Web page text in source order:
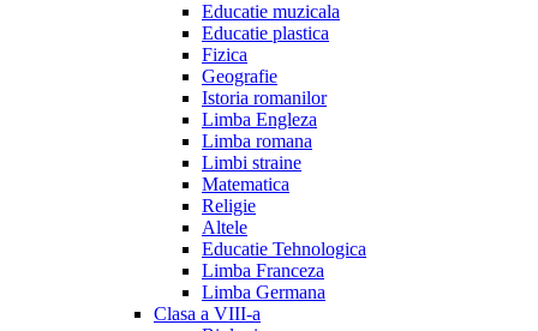
Educatie muzicala
Educatie plastica
Fizica
Geografie
Istoria romanilor
Limba Engleza
Limba romana
Limbi straine
Matematica
Religie
Altele
Educatie Tehnologica
Limba Franceza
Limba Germana
Clasa a VIII-a